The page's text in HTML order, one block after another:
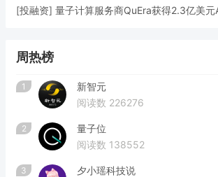
[投融资] 量子计算服务商QuEra获得2.3亿美元A轮
周热榜
1
新智元
阅读数 226276
2
量子位
阅读数 138552
3
夕小瑶科技说